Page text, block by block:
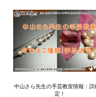
中山さら先生の手芸教室情報：詳
定！